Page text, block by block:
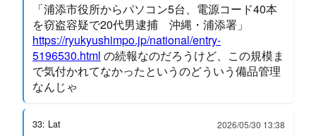
「浦添市役所からパソコン5台、電源コード40本
を窃盗容疑で20代男逮捕 沖縄・浦添署」
https://ryukyushimpo.jp/national/entry-
5196530.html の続報なのだろうけど、この規模ま
で気付かれてなかったというのどういう備品管理
なんじゃ
33: Lat 2026/05/30 13:38